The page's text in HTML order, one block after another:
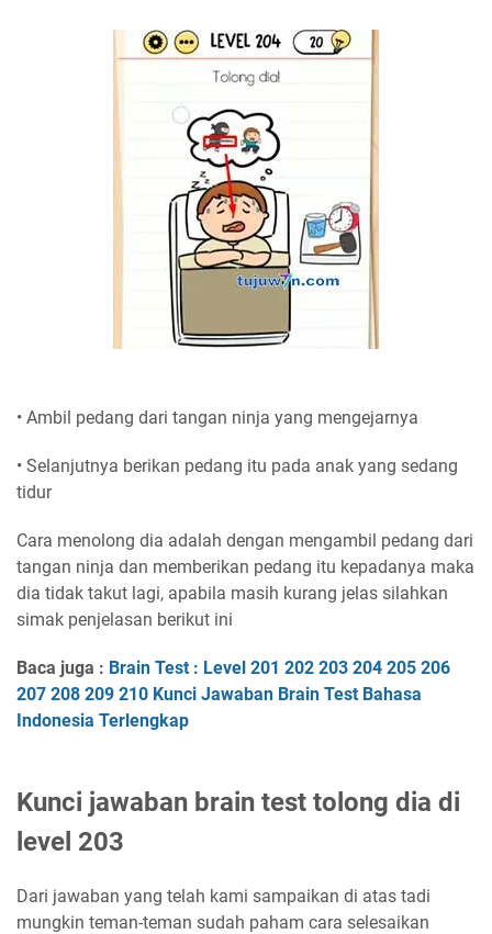
• Ambil pedang dari tangan ninja yang mengejarnya
• Selanjutnya berikan pedang itu pada anak yang sedang
tidur
Cara menolong dia adalah dengan mengambil pedang dari
tangan ninja dan memberikan pedang itu kepadanya maka
dia tidak takut lagi, apabila masih kurang jelas silahkan
simak penjelasan berikut ini
Baca juga : Brain Test : Level 201 202 203 204 205 206
207 208 209 210 Kunci Jawaban Brain Test Bahasa
Indonesia Terlengkap
Kunci jawaban brain test tolong dia di
level 203
Dari jawaban yang telah kami sampaikan di atas tadi
mungkin teman-teman sudah paham cara selesaikan